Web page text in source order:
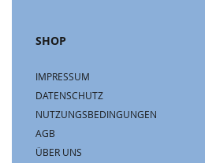
SHOP
IMPRESSUM
DATENSCHUTZ
NUTZUNGSBEDINGUNGEN
AGB
ÜBER UNS